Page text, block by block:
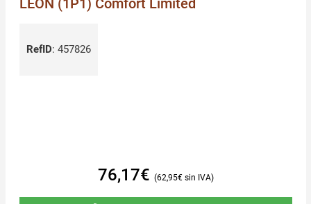
LEON (1P1) Comfort Limited
RefID: 457826
76,17€ 62,95€